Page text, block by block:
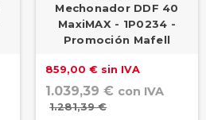
Mechonador DDF 40
MaxiMAX - 1P0234 -
Promoción Mafell
859,00 € sin IVA
1.039,39 € con IVA
1.281,39 €